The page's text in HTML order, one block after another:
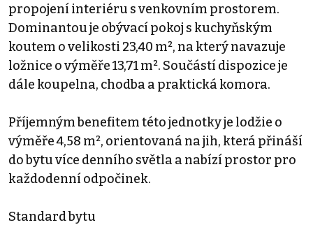
propojení interiéru s venkovním prostorem.
Dominantou je obývací pokoj s kuchyňským
koutem o velikosti 23,40 m², na který navazuje
ložnice o výměře 13,71 m². Součástí dispozice je
dále koupelna, chodba a praktická komora.
Příjemným benefitem této jednotky je lodžie o
výměře 4,58 m², orientovaná na jih, která přináší
do bytu více denního světla a nabízí prostor pro
každodenní odpočinek.
Standard bytu